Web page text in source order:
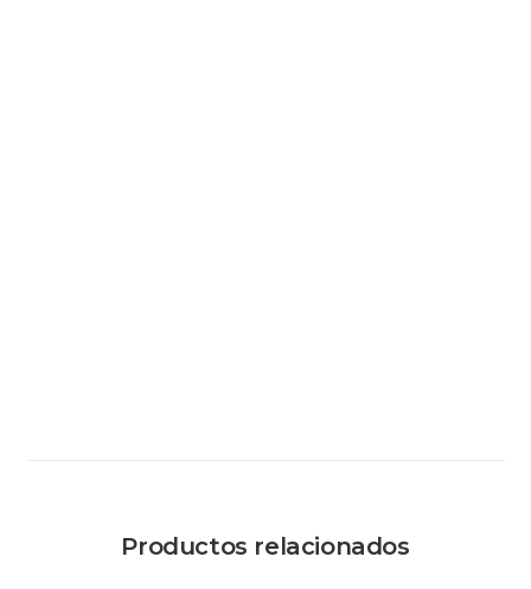
Productos relacionados